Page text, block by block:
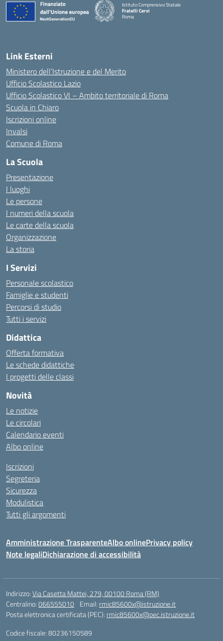
Istituto Comprensivo Statale
Fratelli Cervi
Roma
Link Esterni
Ministero dell’Istruzione e del Merito
Ufficio Scolastico Lazio
Ufficio Scolastico VI – Ambito territoriale di Roma
Scuola in Chiaro
Iscrizioni online
Invalsi
Comune di Roma
La Scuola
Presentazione
I luoghi
Le persone
I numeri della scuola
Le carte della scuola
Organizzazione
La storia
I Servizi
Personale scolastico
Famiglie e studenti
Percorsi di studio
Tutti i servizi
Didattica
Offerta formativa
Le schede didattiche
I progetti delle classi
Novità
Le notizie
Le circolari
Calendario eventi
Albo online
Iscrizioni
Segreteria
Sicurezza
Modulistica
Tutti gli argomenti
Amministrazione TrasparenteAlbo onlinePrivacy policy
Note legaliDichiarazione di accessibilità
Indirizzo:Via Casetta Mattei, 279, 00100 Roma (RM)
Centralino:066555010 Email: rmic85600x@istruzione.it
Posta elettronica certificata (PEC): rmic85600x@pec.istruzione.it
Codice fiscale: 80236150589